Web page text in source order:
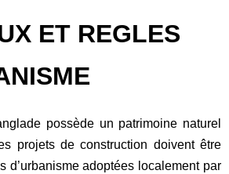
ET REGLES
possède un patrimoine naturel
projets de construction doivent être
d’urbanisme adoptées localement par